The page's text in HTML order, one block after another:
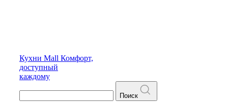
Кухни Mall Комфорт,
доступный
каждому
Поиск